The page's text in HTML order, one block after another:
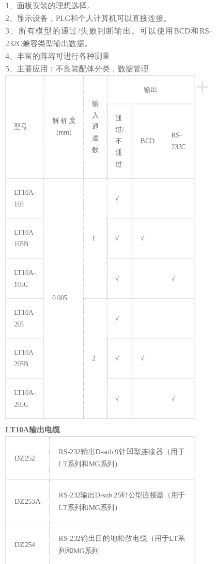
1、面板安装的理想选择。
2、显示设备，PLC和个人计算机可以直接连接。
3、所有模型的通过/失败判断输出。可以使用BCD和RS-
232C兼容类型输出数据。
4、丰富的阵容可进行各种测量
5、主要应用：不良装配体分类，数据管理
+
型号
解析度
（mm）
输
入
通
道
数
输出
通
过/
不
通
过
BCD
RS-
232C
LT10A-
105
0.005
1
√
LT10A-
105B
√ √
LT10A-
105C
√ √
LT10A-
205
2
√
LT10A-
205B
√ √
LT10A-
205C
√ √
LT10A输出电缆
DZ252
RS-232输出D-sub 9针凹型连接器（用于
LT系列和MG系列）
DZ253A
RS-232输出D-sub 25针公型连接器（用于
LT系列和MG系列）
DZ254
RS-232输出目的地松散电缆（用于LT系
列和MG系列